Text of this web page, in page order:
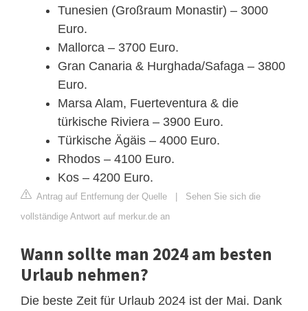
Tunesien (Großraum Monastir) – 3000
Euro.
Mallorca – 3700 Euro.
Gran Canaria & Hurghada/Safaga – 3800
Euro.
Marsa Alam, Fuerteventura & die
türkische Riviera – 3900 Euro.
Türkische Ägäis – 4000 Euro.
Rhodos – 4100 Euro.
Kos – 4200 Euro.
Antrag auf Entfernung der Quelle | Sehen Sie sich die
vollständige Antwort auf merkur.de an
Wann sollte man 2024 am besten
Urlaub nehmen?
Die beste Zeit für Urlaub 2024 ist der Mai. Dank